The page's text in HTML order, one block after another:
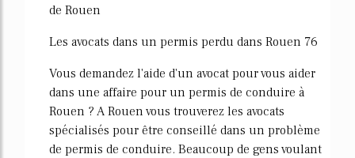
de Rouen
Les avocats dans un permis perdu dans Rouen 76
Vous demandez l'aide d'un avocat pour vous aider
dans une affaire pour un permis de conduire à
Rouen ? A Rouen vous trouverez les avocats
spécialisés pour être conseillé dans un problème
de permis de conduire. Beaucoup de gens voulant